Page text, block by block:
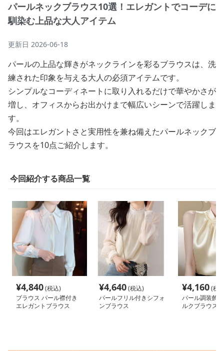
パールネックブラウス10選！エレガントでコーデに
馴染む上品な大人アイテム
更新日 2026-06-18
パールの上品な輝きがネックラインを彩るブラウスは、洗
練された印象を与える大人の必須アイテムです。
シンプルなコーディネートに取り入れるだけで華やかさが
増し、オフィスからお出かけまで幅広いシーンで活躍しま
す。
今回はエレガントさと実用性を兼ね備えたパールネックブ
ラウスを10点ご紹介します。
今回紹介する商品一覧
¥4,840(税込)
ブラウス パール襟付き
エレガントブラウス
¥4,640(税込)
パールフリル付きシフォ
ンブラウス
¥4,160(税
パール調装飾
ルクブラウス